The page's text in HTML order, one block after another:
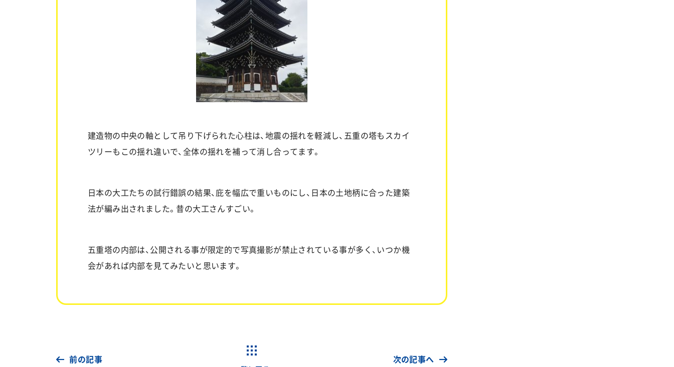
建造物の中央の軸として吊り下げられた心柱は、地震の揺れを軽減し、五重の塔もスカイ
ツリーもこの揺れ違いで、全体の揺れを補って消し合ってます。
日本の大工たちの試行錯誤の結果、庇を幅広で重いものにし、日本の土地柄に合った建築
法が編み出されました。昔の大工さんすごい。
五重塔の内部は、公開される事が限定的で写真撮影が禁止されている事が多く、いつか機
会があれば内部を見てみたいと思います。
前の記事 次の記事へ